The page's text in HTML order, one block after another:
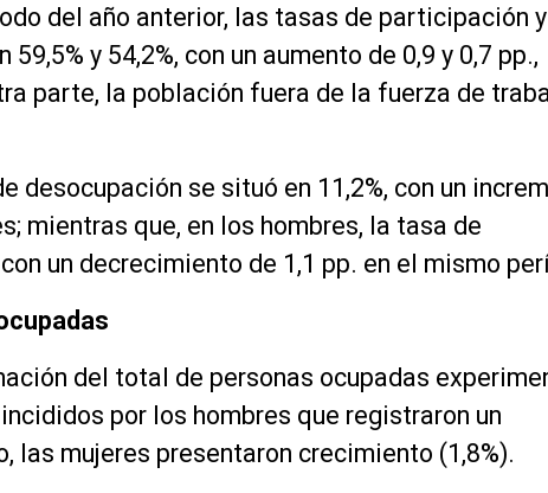
del año anterior, las tasas de participación
y 54,2%, con un aumento de 0,9 y 0,7 pp.,
parte, la población fuera de la fuerza de
desocupación se situó en 11,2%, con un
mientras que, en los hombres, la tasa de
un decrecimiento de 1,1 pp. en el mismo
del total de personas ocupadas
por los hombres que registraron un
las mujeres presentaron crecimiento (1,8%).